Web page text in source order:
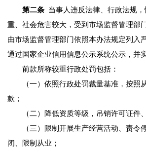
第二条 当事人违反法律、行政法规
重、社会危害较大，受到市场监督管理部
由市场监督管理部门依照本办法规定列入
通过国家企业信用信息公示系统公示，并
前款所称较重行政处罚包括：
（一）依照行政处罚裁量基准，按照
款；
（二）降低资质等级，吊销许可证件、
（三）限制开展生产经营活动、责令
闭、限制从业；